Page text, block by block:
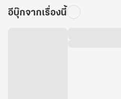
เพราะเขาลองเอาของที่มีหมอกสีไปจำ
หยวน!
อีบุ๊กจากเรื่องนี้